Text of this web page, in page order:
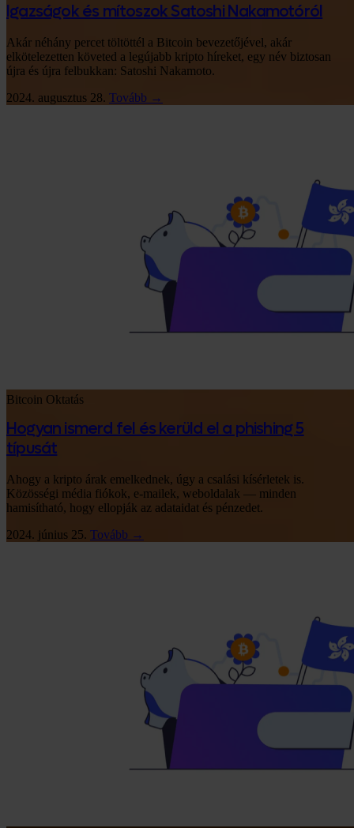
Igazságok és mítoszok Satoshi Nakamotóról
Akár néhány percet töltöttél a Bitcoin bevezetőjével, akár
elkötelezetten követed a legújabb kripto híreket, egy név biztosan
újra és újra felbukkan: Satoshi Nakamoto.
2024. augusztus 28. Tovább →
Bitcoin Oktatás
Hogyan ismerd fel és kerüld el a phishing 5
típusát
Ahogy a kripto árak emelkednek, úgy a csalási kísérletek is.
Közösségi média fiókok, e-mailek, weboldalak — minden
hamisítható, hogy ellopják az adataidat és pénzedet.
2024. június 25. Tovább →